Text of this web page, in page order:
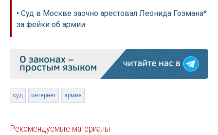
• Суд в Москве заочно арестовал Леонида Гозмана*
за фейки об армии
суд интернет армия
Рекомендуемые материалы